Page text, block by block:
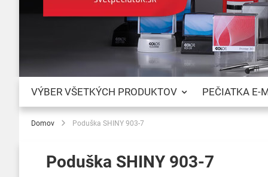
VÝBER VŠETKÝCH PRODUKTOV PEČIATKA E-
Domov Poduška SHINY 903-7
Poduška SHINY 903-7